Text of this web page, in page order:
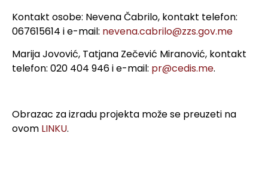
Kontakt osobe: Nevena Čabrilo, kontakt telefon:
067615614 i e-mail: nevena.cabrilo@zzs.gov.me
Marija Jovović, Tatjana Zečević Miranović, kontakt
telefon: 020 404 946 i e-mail: pr@cedis.me.
Obrazac za izradu projekta može se preuzeti na
ovom LINKU.